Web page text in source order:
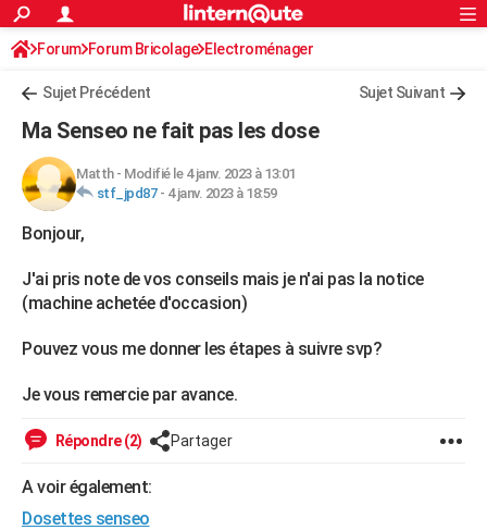
ACTUALITÉS
Politique
Société
Faits Divers
Education
Monde
Villes
+
FINANCE
Retraite
Impôts
Epargne
Immobilier
Risques naturels par ville
Banque
Assurance
Crédit
AUTO
Essais
Réserver un essai
Citadines
Berlines
SUV
Forum auto
+HIGH-TECH
Mobiles
Meilleur smartphone
Internet
Ordinateurs
Jeux vidéo
Guide high-tech
+BRICOLAGE
SANTE
Destinations
City break
Voyage nature
Voyage de noces
Forum
Climat
+PHOTO
S'inscrire
Connexion
Forum Forum Bricolage Electroménager
Sujet Précédent Sujet Suivant
Ma Senseo ne fait pas les dose
Matth- Modifié le 4 janv. 2023 à 13:01
stf_jpd87- 4 janv. 2023 à 18:59
Bonjour,
J'ai pris note de vos conseils mais je n'ai pas la notice
(machine achetée d'occasion)
Pouvez vous me donner les étapes à suivre svp?
Je vous remercie par avance.
Répondre (2) Partager
A voir également:
Dosettes senseo